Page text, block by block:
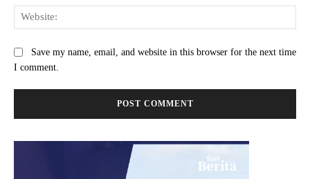
Save my name, email, and website in this browser for the next time
I comment.